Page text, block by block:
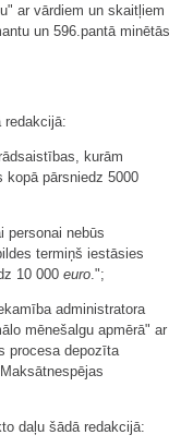
ar vārdiem un skaitļiem
un 596.pantā minētās
redakcijā:
kurām
pārsniedz 5000
personai nebūs
termiņš iestāsies
10 000 euro.";
administratora
mēnešalgu apmērā" ar
procesa depozīta
daļu šādā redakcijā: